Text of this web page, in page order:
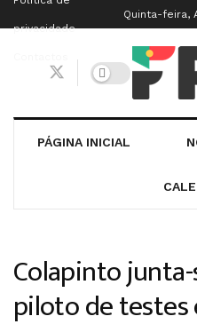
privacidade
Quinta-feira,
PÁGINA INICIAL
Colapinto
piloto de testes